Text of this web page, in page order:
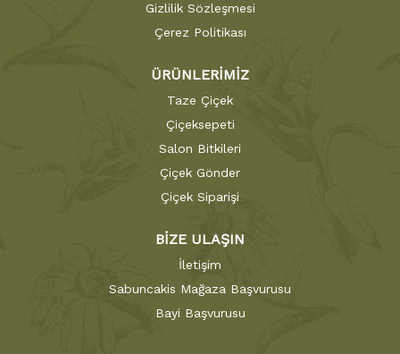
Gizlilik Sözleşmesi
Çerez Politikası
ÜRÜNLERİMİZ
Taze Çiçek
Çiçeksepeti
Salon Bitkileri
Çiçek Gönder
Çiçek Siparişi
BİZE ULAŞIN
İletişim
Sabuncakis Mağaza Başvurusu
Bayi Başvurusu